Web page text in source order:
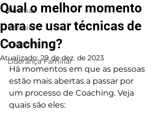
Poemas
Carreira
Coaching
Liderança Familiar
Qual o melhor momento
para se usar técnicas de
Coaching?
Atualizado:29 de dez. de 2023
Há momentos em que as pessoas
estão mais abertas a passar por
um processo de Coaching. Veja
quais são eles: